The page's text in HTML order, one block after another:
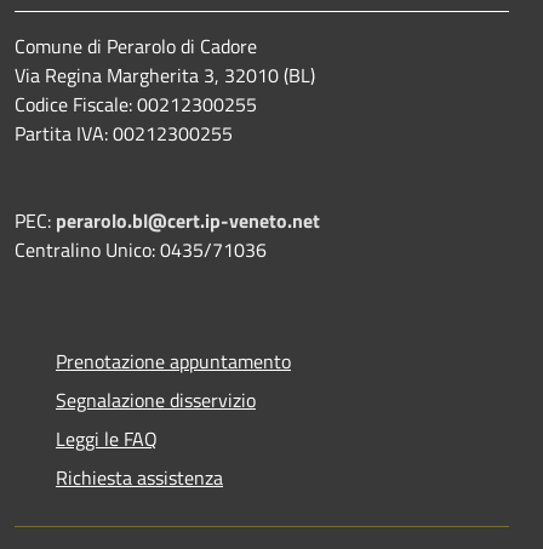
Comune di Perarolo di Cadore
Via Regina Margherita 3, 32010 (BL)
Codice Fiscale: 00212300255
Partita IVA: 00212300255
PEC: perarolo.bl@cert.ip-veneto.net
Centralino Unico: 0435/71036
Prenotazione appuntamento
Segnalazione disservizio
Leggi le FAQ
Richiesta assistenza